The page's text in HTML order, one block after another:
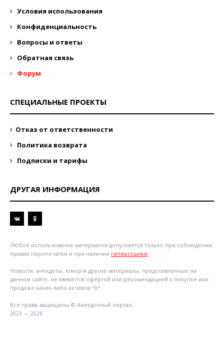
Условия использования
Конфиденциальность
Вопросы и ответы
Обратная связь
Форум
СПЕЦИАЛЬНЫЕ ПРОЕКТЫ
Отказ от ответственности
Политика возврата
Подписки и тарифы
ДРУГАЯ ИНФОРМАЦИЯ
Любое использование материалов допускается только при соблюдении
правил перепечатки и при наличии гиперссылки
Новости, анекдоты, юмор и другие материалы, представленные на
данном сайте, не являются офертой или рекомендацией к покупке или
продаже каких-либо активов ^0^
Все права защищены © Анекдотный портал,
2023 — 2026